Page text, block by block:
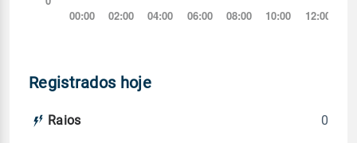
Registrados hoje
Raios 0